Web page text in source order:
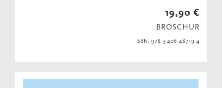
19,90 €
BROSCHUR
ISBN: 978-3-406-48719-4